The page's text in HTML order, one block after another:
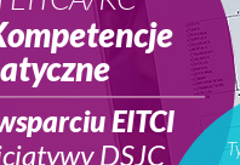
EITCI
DSJC